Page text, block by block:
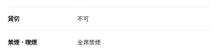
貸切 不可
禁煙・喫煙 全席禁煙